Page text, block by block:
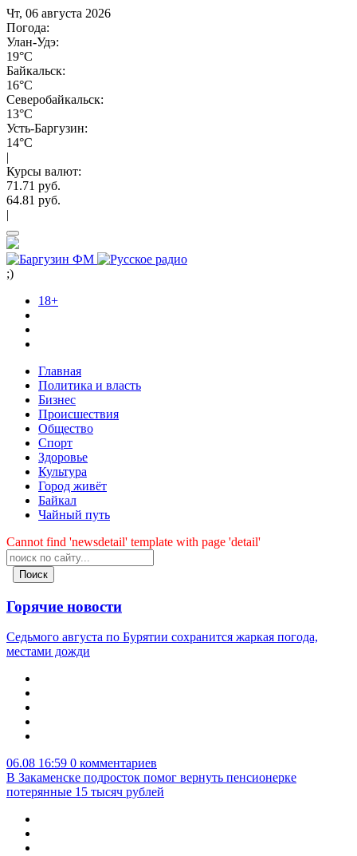
Чт, 06 августа 2026
Погода:
Улан-Удэ:
19°C
Байкальск:
16°C
Северобайкальск:
13°C
Усть-Баргузин:
14°C
|
Курсы валют:
71.71 руб.
64.81 руб.
|
;)
18+
Главная
Политика и власть
Бизнес
Происшествия
Общество
Cпорт
Здоровье
Культура
Город живёт
Байкал
Чайный путь
Cannot find 'newsdetail' template with page 'detail'
Поиск
Горячие новости
Седьмого августа по Бурятии сохранится жаркая погода,
местами дожди
06.08 16:59 0 комментариев
В Закаменске подросток помог вернуть пенсионерке
потерянные 15 тысяч рублей